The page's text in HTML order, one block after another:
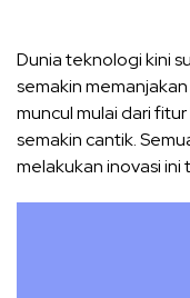
Dunia teknologi kini
semakin
muncul mulai dari
semakin cantik.
melakukan inovasi